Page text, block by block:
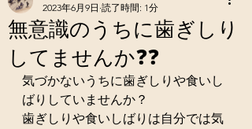
無意識のうちに歯ぎしり
してませんか❓❓
2023年6月9日 読了時間: 1分
気づかないうちに歯ぎしりや食いし
ばりしていませんか？
歯ぎしりや食いしばりは自分では気